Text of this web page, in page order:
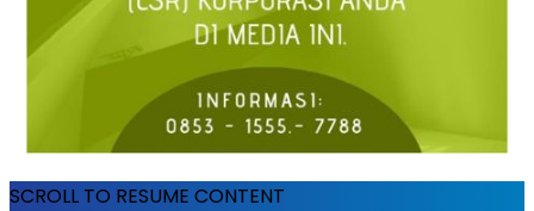
SCROLL TO RESUME CONTENT